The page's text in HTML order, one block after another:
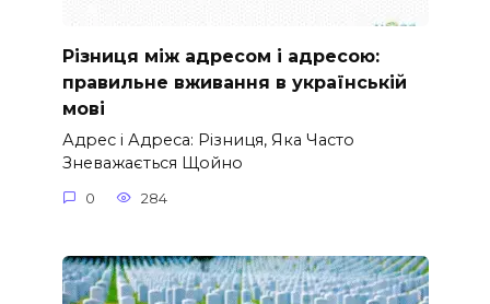
Різниця між адресом і адресою:
правильне вживання в українській
мові
Адрес і Адреса: Різниця, Яка Часто
Зневажається Щойно
0 284